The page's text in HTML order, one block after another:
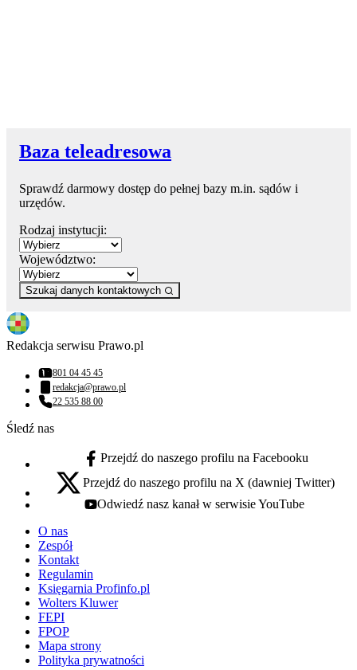
Baza teleadresowa
Sprawdź darmowy dostęp do pełnej bazy m.in. sądów i
urzędów.
Rodzaj instytucji:
Województwo:
Szukaj danych kontaktowych
Redakcja serwisu Prawo.pl
Numer telefonu:
801 04 45 45
Adres email:
redakcja@prawo.pl
Numer telefonu:
22 535 88 00
Śledź nas
facebook - otwiera się w nowej karcie
Przejdź do naszego profilu na Facebooku
x - otwiera się w nowej karcie
Przejdź do naszego profilu na X (dawniej Twitter)
youtube - otwiera się w nowej karcie
Odwiedź nasz kanał w serwisie YouTube
O nas
Zespół
Kontakt
Regulamin
Księgarnia Profinfo.pl
Wolters Kluwer
FEPI
FPOP
Mapa strony
Polityka prywatności